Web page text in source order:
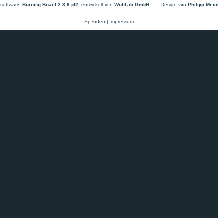
Burning Board 2.3.6 pl2 , entwickelt von WoltLab GmbH - Design von Philipp
Spenden | Impressum